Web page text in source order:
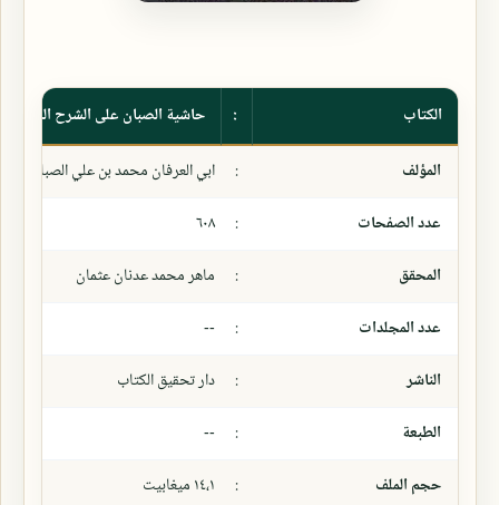
الكتاب :
حاشية الصبان على الشرح الصغير
المؤلف
:
ابي العرفان محمد بن علي الصبان
عدد الصفحات
:
٦٠٨
المحقق
:
ماهر محمد عدنان عثمان
عدد المجلدات
:
--
الناشر
:
دار تحقيق الكتاب
الطبعة
:
--
حجم الملف
: ١٤،١ ميغابيت